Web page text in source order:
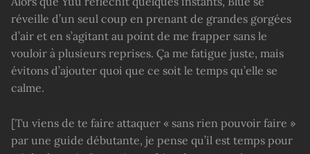
réveille d’un seul coup en prenant de grandes gorgées
d’air et en s’agitant au point de me frapper sans le
vouloir à plusieurs reprises. Ça me fatigue juste, mais
évitons d’ajouter quoi que ce soit le temps qu’elle se
calme.
[Tu viens de te faire attaquer « sans rien pouvoir faire »
par une guide débutante, je pense qu’il est temps pour